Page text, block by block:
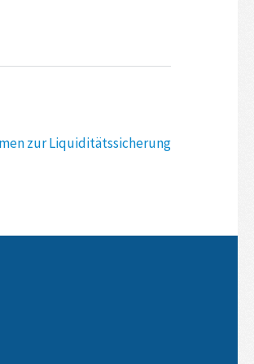
zur Liquiditätssicherung